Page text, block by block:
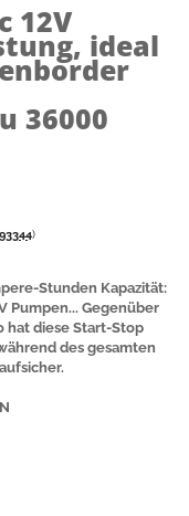
12V
ideal
36000
)
Stunden Kapazität:
Pumpen... Gegenüber
hat diese Start-Stop
des gesamten